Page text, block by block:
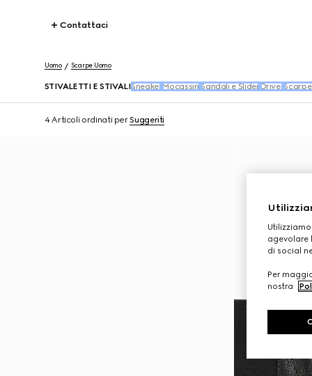
Contattaci
Uomo Scarpe Uomo
STIVALETTI E STIVALI Sneaker Mocassini Sandali e Slider Driver
4 Articoli ordinati perSuggeriti
agevolare
di social
Per
nostra